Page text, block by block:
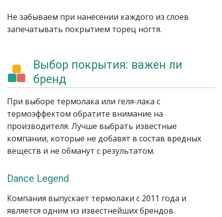
Не забываем при нанесении каждого из слоев
запечатывать покрытием торец ногтя.
Выбор покрытия: важен ли
бренд
При выборе термолака или геля-лака с
термоэффектом обратите внимание на
производителя. Лучше выбрать известные
компании, которые не добавят в состав вредных
веществ и не обманут с результатом.
Dance Legend
Компания выпускает термолаки с 2011 года и
является одним из известнейших брендов.